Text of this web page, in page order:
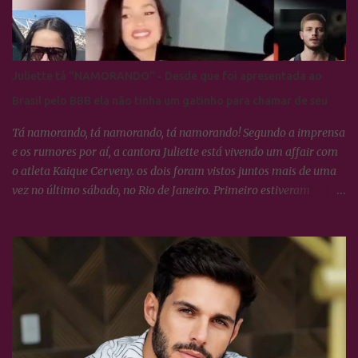
Juliette tá "NAMORANDO" - Desde que foi apresentada ao
Brasil pelo BBB ela não tinha um gatinho para chamar de seu
Tá namorando, tá namorando, tá namorando! Segundo a imprensa
e os rumores por aí, a cantora Juliette está vivendo um affair com
o atleta Kaique Cerveny. os dois foram vistos juntos mais de uma
vez no último sábado, no Rio de Janeiro. Primeiro estiveram
boy, Kaique Cerveny tem 24 anos, mora em Brasília e já foi
campeão brasileiro de crossfit em 2019. O candango está no Rio
para curtir o fim de semana ao lado da amada. Juliette não se
pronunciou, mas os dois estão num passeio de barco pela Baía de
Guanabara na companhia de amigos, e numa postagem de Juliette
no stories, dá para ver Kaique no reflexo dos óculos escuros dela.